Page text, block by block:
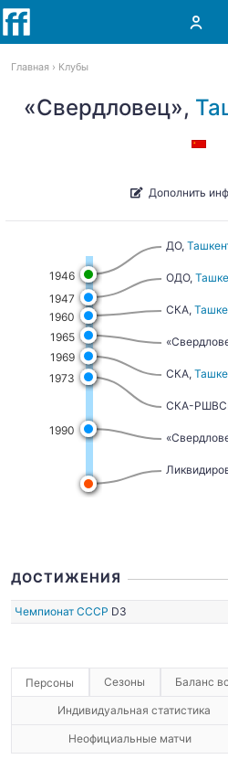
Главная Клубы
«Свердловец»,
Дополнить
1946
1947
1960
1965
1969
1973
1990
ДО,
ОДО,
СКА,
СКА,
СКА-
ДОСТИЖЕНИЯ
Чемпионат СССР D3
Персоны Сезоны Баланс
Индивидуальная статистика
Неофициальные матчи